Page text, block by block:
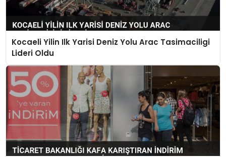
Kocaeli Yilin Ilk Yarisi Deniz Yolu Arac Tasimaciligi
Lideri Oldu